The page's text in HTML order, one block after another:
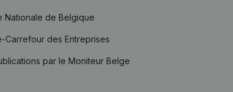
Nationale de Belgique
Carrefour des Entreprises
par le Moniteur Belge